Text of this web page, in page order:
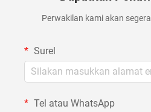
Perwakilan kami akan
Surel
Tel atau WhatsApp